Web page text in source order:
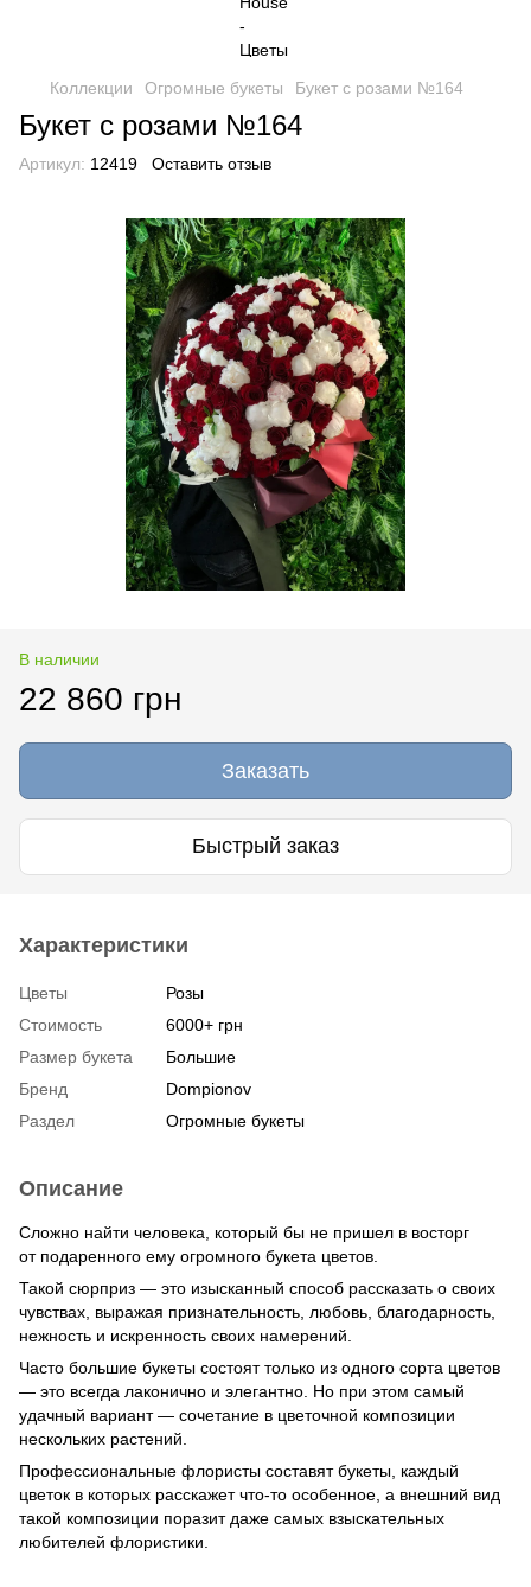
Коллекции Огромные букеты Букет с розами №164
Букет с розами №164
Артикул: 12419 Оставить отзыв
В наличии
22 860 грн
Заказать
Быстрый заказ
Характеристики
Цветы
Розы
Стоимость
6000+ грн
Размер букета
Большие
Бренд
Dompionov
Раздел
Огромные букеты
Описание
Сложно найти человека, который бы не пришел в восторг
от подаренного ему огромного букета цветов.
Такой сюрприз — это изысканный способ рассказать о своих
чувствах, выражая признательность, любовь, благодарность,
нежность и искренность своих намерений.
Часто большие букеты состоят только из одного сорта цветов
— это всегда лаконично и элегантно. Но при этом самый
удачный вариант — сочетание в цветочной композиции
нескольких растений.
Профессиональные флористы составят букеты, каждый
цветок в которых расскажет что-то особенное, а внешний вид
такой композиции поразит даже самых взыскательных
любителей флористики.